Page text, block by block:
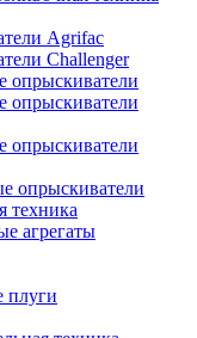
Agrifac
Challenger
опрыскиватели
опрыскиватели
опрыскиватели
опрыскиватели
техника
агрегаты
плуги